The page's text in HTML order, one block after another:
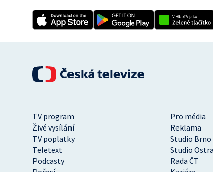
TV program
Pro média
Živé vysílání
Reklama
TV poplatky
Studio Brno
Teletext
Studio
Podcasty
Rada ČT